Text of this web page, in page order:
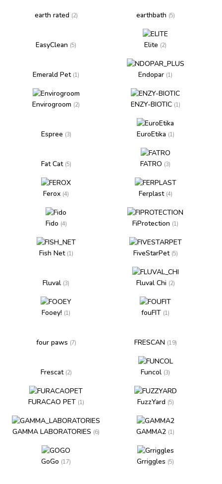
earth rated (2) earthbath (5)
EasyClean (5) Elite (2)
Emerald Pet (1) Endopar (1)
Envirogroom (2) ENZY-BIOTIC (1)
Espree (3) EuroEtika (1)
Fat Cat (5) FATRO (3)
Ferox (4) Ferplast (4)
Fido (4) FiProtection (1)
Fish Net (1) FiveStarPet (5)
Fluval (3) Fluval Chi (2)
Fooey! (1) fouFIT (1)
four paws (7) FRESCAN (19)
Frescat (2) Funcol (3)
FURACAO PET (1) FuzzYard (5)
GAMMA LABORATORIES (6) GAMMA2 (1)
GoGo (17) Grriggles (5)